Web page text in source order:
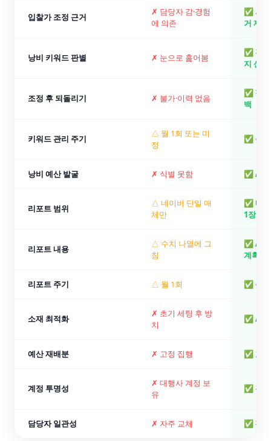
입찰가 조정 근거
✗ 담당자 감·경험
에 의존
✅ 시
거 제시
낭비 키워드 판별 ✗ 눈으로 훑어봄
✅ 전
지 산출
조정 후 되돌리기 ✗ 불가·이력 없음
✅ 적
백
키워드 관리 주기
△ 월 1회 또는 미
정
✅ 주
낭비 예산 발굴 ✗ 식별 못함 ✅ AI
리포트 범위
△ 네이버 단일 매
체만
✅ 네
1장
리포트 내용
△ 수치 나열에 그
침
✅ AI
계획까
리포트 주기 △ 월 1회 ✅ 주
소재 최적화
✗ 초기 세팅 후 방
치
✅ A/B
예산 재배분 ✗ 고정 집행 ✅ 효
계정 투명성
✗ 대행사 계정 보
유
✅ 광
담당자 일관성 ✗ 자주 교체 ✅ 전